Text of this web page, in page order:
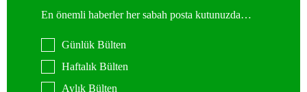
En önemli haberler her sabah posta kutunuzda…
Günlük Bülten
Haftalık Bülten
Aylık Bülten